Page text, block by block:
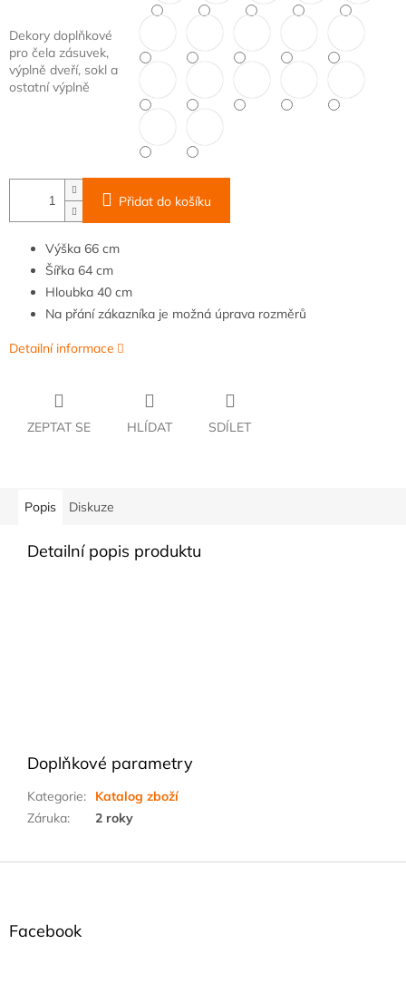
Dekory doplňkové
pro čela zásuvek,
výplně dveří, sokl a
ostatní výplně
Přidat do košíku
Výška 66 cm
Šířka 64 cm
Hloubka 40 cm
Na přání zákazníka je možná úprava rozměrů
Detailní informace
ZEPTAT SE HLÍDAT SDÍLET
Popis Diskuze
Detailní popis produktu
Doplňkové parametry
Kategorie:
Katalog zboží
Záruka: 2 roky
Z
Facebook